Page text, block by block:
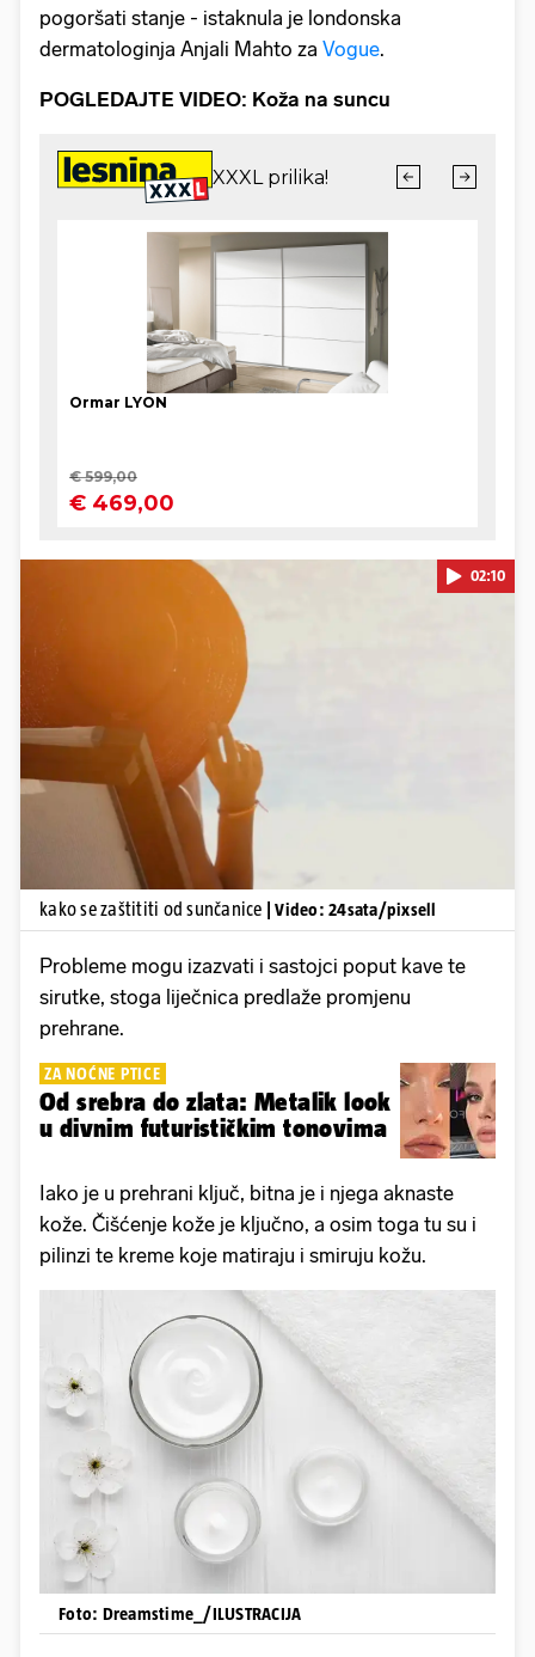
pogoršati stanje - istaknula je londonska
dermatologinja Anjali Mahto za Vogue.
POGLEDAJTE VIDEO: Koža na suncu
Pokretanje videa...
02:10
kako se zaštititi od sunčanice | Video: 24sata/pixsell
Probleme mogu izazvati i sastojci poput kave te
sirutke, stoga liječnica predlaže promjenu
prehrane.
ZA NOĆNE PTICE
Od srebra do zlata: Metalik look
u divnim futurističkim tonovima
Iako je u prehrani ključ, bitna je i njega aknaste
kože. Čišćenje kože je ključno, a osim toga tu su i
pilinzi te kreme koje matiraju i smiruju kožu.
Foto: Dreamstime_/ILUSTRACIJA